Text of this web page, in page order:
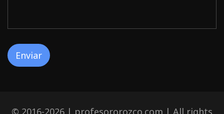
Enviar
© 2016-2026 | profesororozco.com | All rights